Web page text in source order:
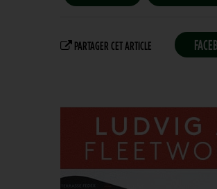
PARTAGER CET ARTICLE